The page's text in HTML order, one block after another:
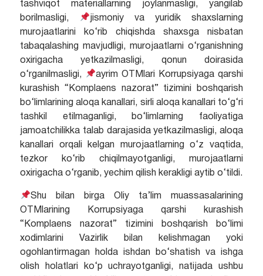
tashviqot materiallarning joylanmasligi, yangilab
borilmasligi,
jismoniy va yuridik shaxslarning
murojaatlarini ko‘rib chiqishda shaxsga nisbatan
tabaqalashing mavjudligi, murojaatlarni o‘rganishning
oxirigacha yetkazilmasligi, qonun doirasida
o‘rganilmasligi,
ayrim OTMlari Korrupsiyaga qarshi
kurashish “Komplaens nazorat” tizimini boshqarish
bo‘limlarining aloqa kanallari, sirli aloqa kanallari to‘g‘ri
tashkil etilmaganligi, bo‘limlarning faoliyatiga
jamoatchilikka talab darajasida yetkazilmasligi, aloqa
kanallari orqali kelgan murojaatlarning o‘z vaqtida,
tezkor ko‘rib chiqilmayotganligi, murojaatlarni
oxirigacha o‘rganib, yechim qilish kerakligi aytib o‘tildi.
Shu bilan birga Oliy ta’lim muassasalarining
OTMlarining Korrupsiyaga qarshi kurashish
“Komplaens nazorat” tizimini boshqarish bo‘limi
xodimlarini Vazirlik bilan kelishmagan yoki
ogohlantirmagan holda ishdan bo‘shatish va ishga
olish holatlari ko‘p uchrayotganligi, natijada ushbu